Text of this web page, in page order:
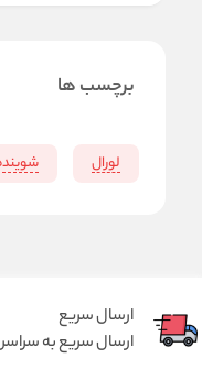
برچسب ها
لورال
ارسال سریع
ارسال سریع به